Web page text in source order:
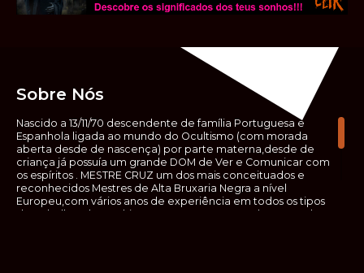
Sobre Nós
Nascido a 13/11/70 descendente de família Portuguesa e
Espanhola ligada ao mundo do Ocultismo (com morada
aberta desde de nascença) por parte materna,desde de
criança já possuía um grande DOM de Ver e Comunicar com
os espíritos . MESTRE CRUZ um dos mais conceituados e
reconhecidos Mestres de Alta Bruxaria Negra a nível
Europeu,com vários anos de experiência em todos os tipos
de trabalhos de Ocultismo. Escreveu os seus saberes ocultos